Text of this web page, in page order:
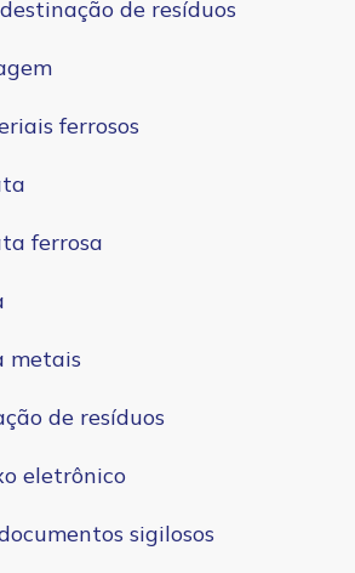
de resíduos
ferrosos
ferrosa
metais
de resíduos
eletrônico
sigilosos